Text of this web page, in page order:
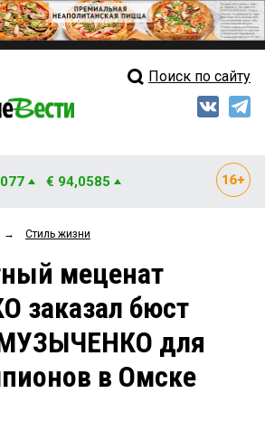
Свежий выпуск
Рейтинги
Блоги
Архив
Поиск по сайту
€ 94,0585
→ Стиль жизни
меценат
заказал бюст
для
в Омске